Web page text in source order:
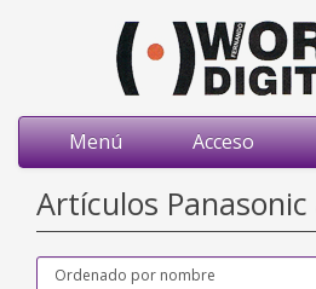
Menú Acceso
Artículos Panasonic